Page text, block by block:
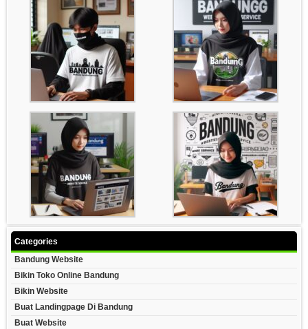
Categories
Bandung Website
Bikin Toko Online Bandung
Bikin Website
Buat Landingpage Di Bandung
Buat Website